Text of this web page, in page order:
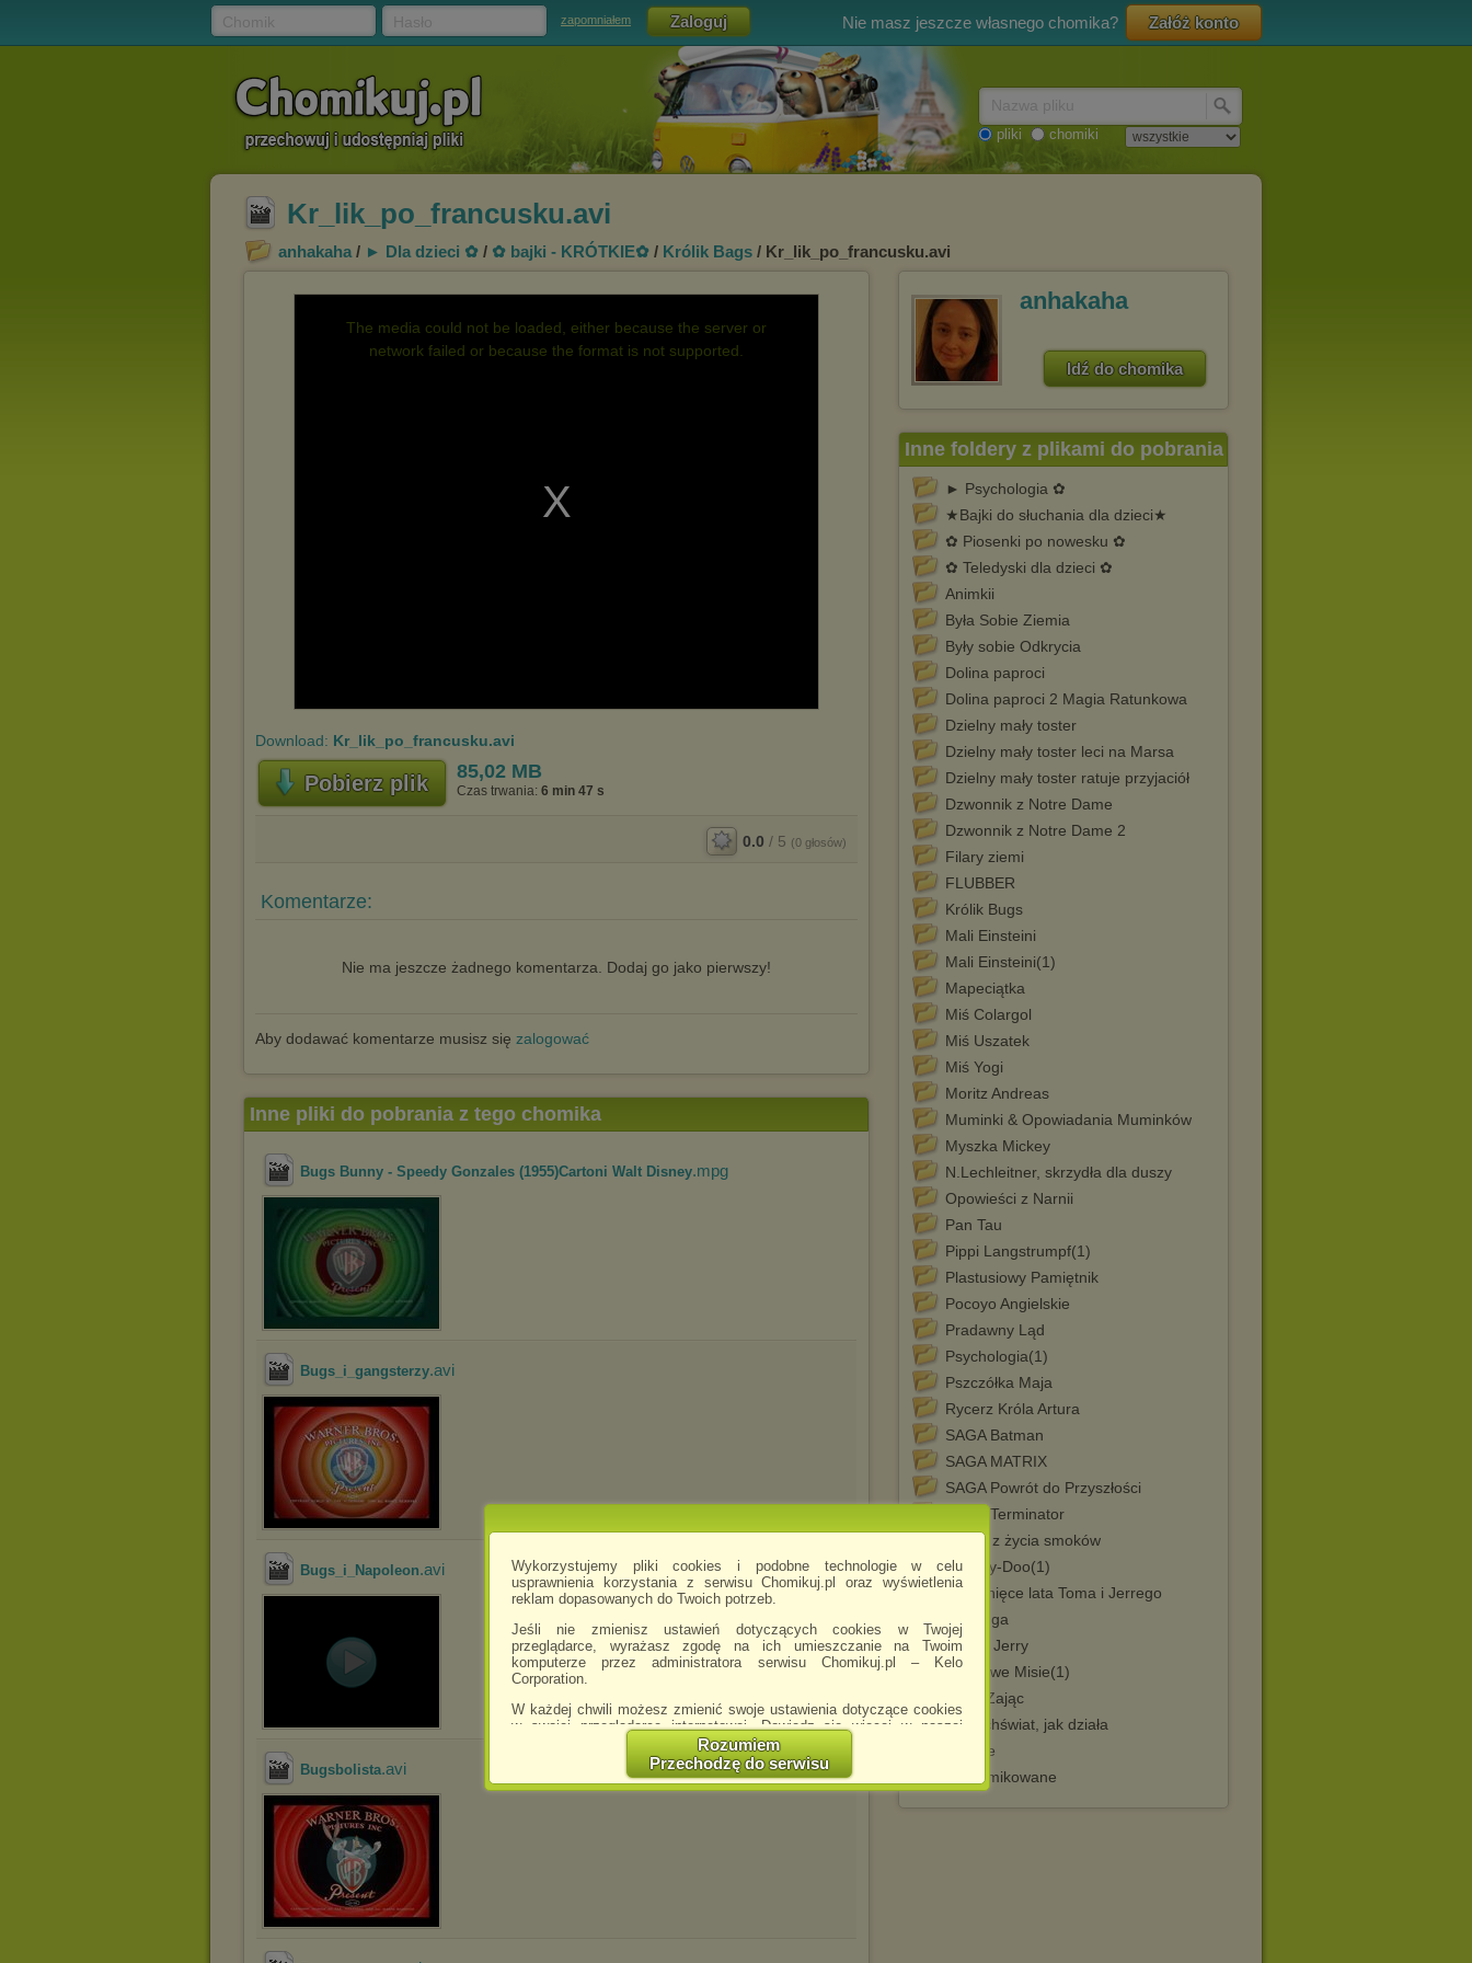
Wykorzystujemy pliki cookies i podobne technologie w celu
usprawnienia korzystania z serwisu Chomikuj.pl oraz wyświetlenia
reklam dopasowanych do Twoich potrzeb.
Jeśli nie zmienisz ustawień dotyczących cookies w Twojej
przeglądarce, wyrażasz zgodę na ich umieszczanie na Twoim
komputerze przez administratora serwisu Chomikuj.pl – Kelo
Corporation.
W każdej chwili możesz zmienić swoje ustawienia dotyczące cookies
w swojej przeglądarce internetowej. Dowiedz się więcej w naszej
http://chomikuj.pl/PolitykaPrywatnosci.aspx
Jednocześnie informujemy że zmiana ustawień przeglądarki może
spowodować ograniczenie korzystania ze strony Chomikuj.pl.
Rozumiem
Przechodzę do serwisu
zapomniałem Nie masz jeszcze własnego chomika? Załóż konto
pliki chomiki
Kr_lik_po_francusku.avi
anhakaha / ► Dla dzieci ✿ / ✿ bajki - KRÓTKIE✿ / Królik Bags / Kr_lik_po_francusku.avi
The media could not be loaded, either because the server or
network failed or because the format is not supported.
Download: Kr_lik_po_francusku.avi
Pobierz plik 85,02 MB
Czas trwania: 6 min 47 s
0.0 / 5 (0 głosów)
Komentarze:
Nie ma jeszcze żadnego komentarza. Dodaj go jako pierwszy!
Aby dodawać komentarze musisz się zalogować
anhakaha
Idź do chomika
Inne foldery z plikami do pobrania
► Psychologia ✿
★Bajki do słuchania dla dzieci★
✿ Piosenki po nowesku ✿
✿ Teledyski dla dzieci ✿
Animkii
Była Sobie Ziemia
Były sobie Odkrycia
Dolina paproci
Dolina paproci 2 Magia Ratunkowa
Dzielny mały toster
Dzielny mały toster leci na Marsa
Dzielny mały toster ratuje przyjaciół
Dzwonnik z Notre Dame
Dzwonnik z Notre Dame 2
Filary ziemi
FLUBBER
Królik Bugs
Mali Einsteini
Mali Einsteini(1)
Mapeciątka
Miś Colargol
Miś Uszatek
Miś Yogi
Moritz Andreas
Muminki & Opowiadania Muminków
Myszka Mickey
N.Lechleitner, skrzydła dla duszy
Opowieści z Narnii
Pan Tau
Pippi Langstrumpf(1)
Plastusiowy Pamiętnik
Pocoyo Angielskie
Pradawny Ląd
Psychologia(1)
Pszczółka Maja
Rycerz Króla Artura
SAGA Batman
SAGA MATRIX
SAGA Powrót do Przyszłości
SAGA Terminator
Sceny z życia smoków
Scooby-Doo(1)
Szczenięce lata Toma i Jerrego
Tabaluga
Tom & Jerry
Troskliwe Misie(1)
Wilk i Zając
Wszechświat, jak działa
Wuzzle
zachomikowane
Inne pliki do pobrania z tego chomika
Bugs Bunny - Speedy Gonzales (1955)Cartoni Walt Disney.mpg
Bugs_i_gangsterzy.avi
Bugs_i_Napoleon.avi
Bugsbolista.avi